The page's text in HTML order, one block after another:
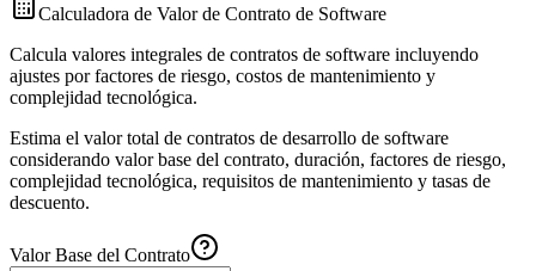
Calculadora de Valor de Contrato de Software
Calcula valores integrales de contratos de software incluyendo
ajustes por factores de riesgo, costos de mantenimiento y
complejidad tecnológica.
Estima el valor total de contratos de desarrollo de software
considerando valor base del contrato, duración, factores de riesgo,
complejidad tecnológica, requisitos de mantenimiento y tasas de
descuento.
Valor Base del Contrato